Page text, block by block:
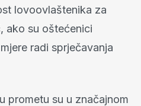
lovoovlaštenika za
ako su oštećenici
radi sprječavanja
prometu su u značajnom